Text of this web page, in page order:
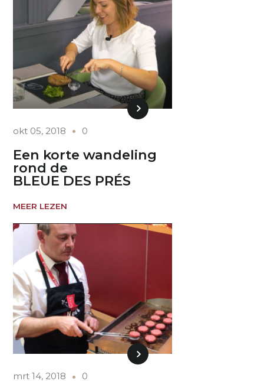
okt 05, 2018 0
Een korte wandeling
rond de
BLEUE DES PRÉS
MEER LEZEN
mrt 14, 2018 0